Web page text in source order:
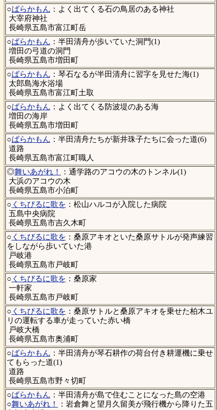
○ばらかもん ：よく出てくる石の鳥居のある神社
大宰府神社
長崎県五島市富江町岳
○ばらかもん ：半田清舟が歩いていた洞門(1)
増田の弓道の洞門
長崎県五島市増田町
○ばらかもん ：琴石なるが半田清舟に習字を見せた海(1)
太郎島海水浴場
長崎県五島市富江町土取
○ばらかもん ：よく出てくる防波堤のある海
増田の海岸
長崎県五島市増田町
○ばらかもん ：半田清舟たちが新井珠子たちに会った道(6)
道路
長崎県五島市富江町職人
◎舞いあがれ！
：通学路のアコウの木のトンネル(1)
大浜のアコウの木
長崎県五島市小泊町
○ くちびるに歌を ：松山ハルコが入院した病院
五島中央病院
長崎県五島市吉久木町
○ くちびるに歌を ：桑原アキオといた桑原サトルが発声練習
をしながら歩いていた港
戸岐港
長崎県五島市戸岐町
○ くちびるに歌を ：桑原家
一軒家
長崎県五島市戸岐町
○ くちびるに歌を ：桑原サトルと桑原アキオを乗せた柏木ユ
リの運転する車が走っていた赤い橋
戸岐大橋
長崎県五島市奥浦町
○ばらかもん ：半田清舟が琴石耕作の荷台付き耕運機に乗せ
てもらった道(1)
道路
長崎県五島市野々切町
○ばらかもん ：半田清舟が島で住むことになった島の空港
○舞いあがれ！
：岩倉舞と望月久留美が飛行機から降りた五